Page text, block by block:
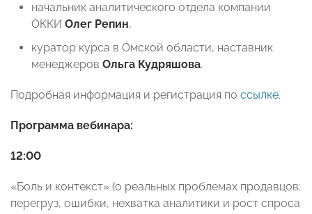
начальник аналитического отдела компании
ОККИ Олег Репин,
куратор курса в Омской области, наставник
менеджеров Ольга Кудряшова.
Подробная информация и регистрация по ссылке.
Программа вебинара:
12:00
«Боль и контекст» (о реальных проблемах продавцов:
перегруз, ошибки, нехватка аналитики и рост спроса